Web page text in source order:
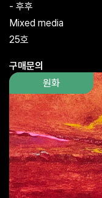
- 후후
Mixed media
25호
구매문의
원화